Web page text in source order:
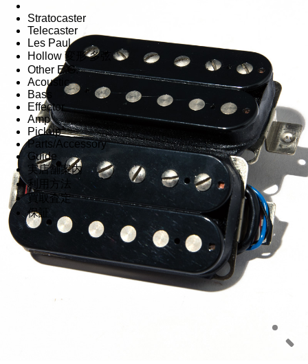
Stratocaster
Telecaster
Les Paul
Hollow 変形 多弦
Other E.G.
Acoustic
Bass
Effector
Amp
Pickup
Parts/Accessory
Guide
実店舗案内
利用方法
買取査定
保証